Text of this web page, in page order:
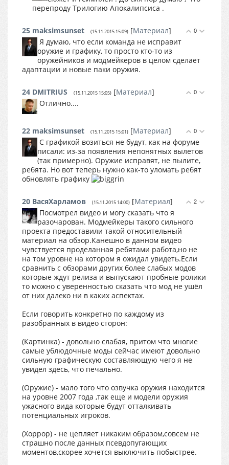
перепроду Трилогию Апокалипсиса .
0
25 maksimsunset (15.11.2015 15:09) [Материал]
Я думаю, что если команда не исправит
оружие и графику, то просто кто-то из
оружейников и модмейкеров в целом сделает
адаптации и новые паки оружия.
0
24 DMITRIUS (15.11.2015 15:05) [Материал]
Отлично....
0
22 maksimsunset (15.11.2015 15:01) [Материал]
С графикой возиться не будут, как на форуме
писали: из-за появления непонятных вылетов
(так примерно). Оружие исправят, не пылите,
ребята. Но вот теперь нужно как-то уломать ребят
обновлять графику
2
20 ВасяХарламов (15.11.2015 14:00) [Материал]
Посмотрел видео и могу сказать что я
разочарован. Модмейкеры такого сильного
проекта предоставили такой относительный
материал на обзор.Канешно в данном видео
чувствуется проделанная ребятами работа,но не
на том уровне на котором я ожидал увидеть.Если
сравнить с обзорами других более слабых модов
которые ждут релиза и выпускают пробные ролики
то можно с уверенностью сказать что мод не ушёл
от них далеко ни в каких аспектах.
Если говорить конкретно по каждому из
разобранных в видео сторон:
(Картинка) - довольно слабая, притом что многие
самые ублюдочные моды сейчас имеют довольно
сильную графическую составляющую чего я не
увидел здесь, что печально.
(Оружие) - мало того что озвучка оружия находится
на уровне 2007 года ,так еще и модели оружия
ужасного вида которые будут отталкивать
потенциальных игроков.
(Хоррор) - не цепляет никаким образом,совсем не
страшно после данных псевдопугающих
моментов,скорее хочется выключить побыстрее.